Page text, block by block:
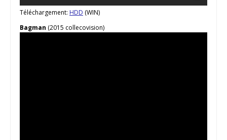
Téléchargement: HDD (WIN)
Bagman (2015 collecovision)